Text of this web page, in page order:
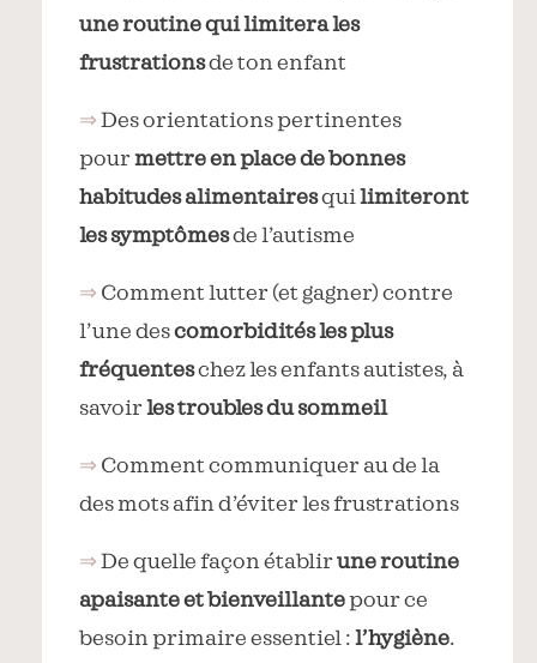
une routine qui limitera les
frustrationsde ton enfant
⇒Des orientations pertinentes
pourmettre en place de bonnes
habitudes alimentairesquilimiteront
les symptômesde l’autisme
⇒ Comment lutter (et gagner) contre
l’une descomorbidités les plus
fréquenteschez les enfants autistes, à
savoirles troubles du sommeil
⇒ Comment communiquer au de la
des mots afin d’éviter les frustrations
⇒De quelle façon établirune routine
apaisante et bienveillantepour ce
besoin primaire essentiel :l’hygiène.